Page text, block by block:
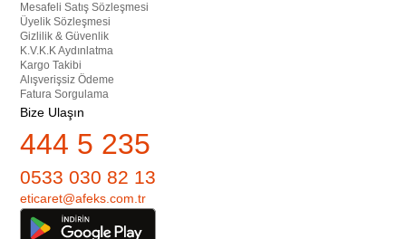
Mesafeli Satış Sözleşmesi
Üyelik Sözleşmesi
Gizlilik & Güvenlik
K.V.K.K Aydınlatma
Kargo Takibi
Alışverişsiz Ödeme
Fatura Sorgulama
Bize Ulaşın
444 5 235
0533 030 82 13
eticaret@afeks.com.tr